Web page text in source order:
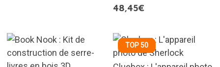
48,45€
TOP 50